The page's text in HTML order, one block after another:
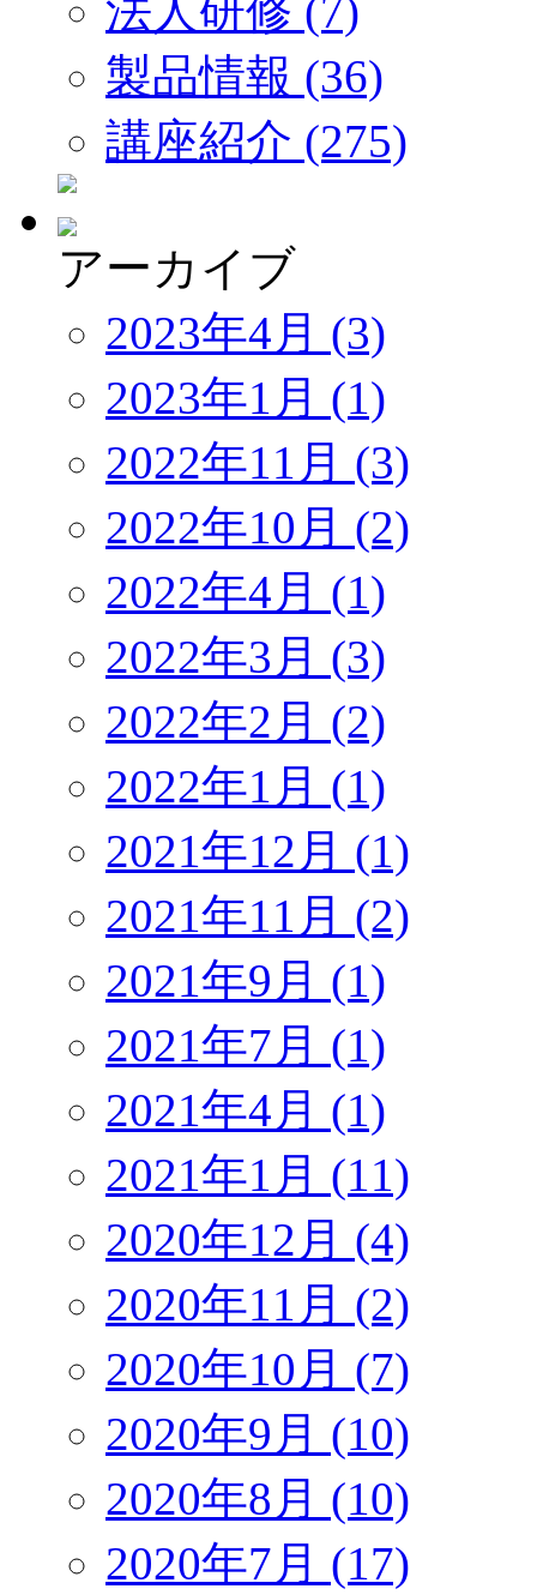
法人研修 (7)
製品情報 (36)
講座紹介 (275)
アーカイブ
2023年4月 (3)
2023年1月 (1)
2022年11月 (3)
2022年10月 (2)
2022年4月 (1)
2022年3月 (3)
2022年2月 (2)
2022年1月 (1)
2021年12月 (1)
2021年11月 (2)
2021年9月 (1)
2021年7月 (1)
2021年4月 (1)
2021年1月 (11)
2020年12月 (4)
2020年11月 (2)
2020年10月 (7)
2020年9月 (10)
2020年8月 (10)
2020年7月 (17)